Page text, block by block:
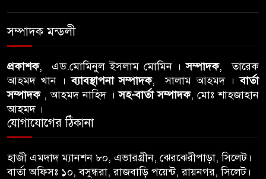
বিএনপি নেতার ওপর হামলার
আবু তালহা চৌধুরী দ্বিতীয় বারের
মত টাওয়ার হ‍্যামলেটস কাউন্সিলের
গণবিজ্ঞপ্তি নিয়ে সিলেট অনলাইন
প্রেসক্লাবে বিশ্ব মুক্ত গণমাধ্যম দিবসে
সম্পাদক মন্ডলী
প্রকাশক, এড.মোমিনুল ইসলাম মোমিন ।সম্পাদক, তারেক
আহমদ খান ।ব্যাবস্থাপনা সম্পাদক, সালাম আহমদ ।বার্তা
সম্পাদক, আহমদ নাহিদ ।সহ-বার্তা সম্পাদক, মোঃ শাহজাহান
আহমদ ।
যোগাযোগের ঠিকানা
হাজী এমদাদ ম্যানশন ৮০, এভারগ্রীন, ঝেরঝেরীপাড়া, সিলেট।
বার্তা অফিসঃ ১০, বসুন্ধরা, রাজবাড়ি পয়েন্ট, রায়নগর, সিলেট।